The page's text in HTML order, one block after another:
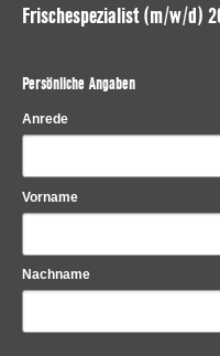
Frischespezialist (m/w/d)
Persönliche Angaben
Anrede
Vorname
Nachname